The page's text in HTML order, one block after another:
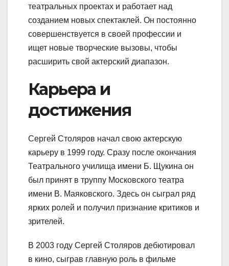
театральных проектах и работает над
созданием новых спектаклей. Он постоянно
совершенствуется в своей профессии и
ищет новые творческие вызовы, чтобы
расширить свой актерский диапазон.
Карьера и
достижения
Сергей Столяров начал свою актерскую
карьеру в 1999 году. Сразу после окончания
Театрального училища имени Б. Щукина он
был принят в труппу Московского театра
имени В. Маяковского. Здесь он сыграл ряд
ярких ролей и получил признание критиков и
зрителей.
В 2003 году Сергей Столяров дебютировал
в кино, сыграв главную роль в фильме